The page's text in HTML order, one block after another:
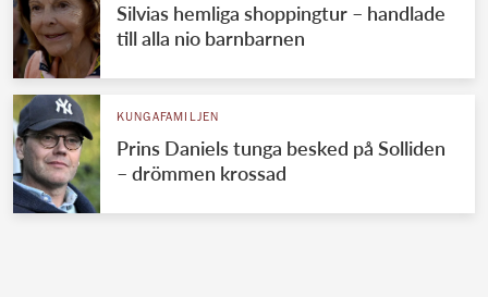
Silvias hemliga shoppingtur – handlade
till alla nio barnbarnen
KUNGAFAMILJEN
Prins Daniels tunga besked på Solliden
– drömmen krossad